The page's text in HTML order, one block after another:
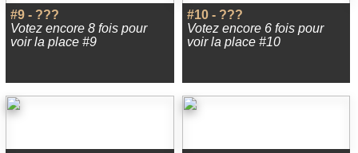
#9 - ???
Votez encore 8 fois pour
voir la place #9
#10 - ???
Votez encore 6 fois pour
voir la place #10